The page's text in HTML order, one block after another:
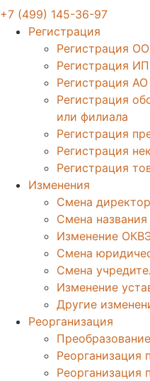
+7 (499) 145-36-97
Регистрация
Регистрация
Регистрация ИП
Регистрация АО
Регистрация
или филиала
Регистрация
Регистрация
Регистрация
Изменения
Смена
Смена названия
Изменение
Смена
Смена
Изменение
Другие
Реорганизация
Реорганизация
Реорганизация